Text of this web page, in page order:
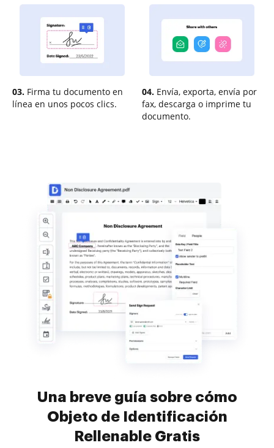
03. Firma tu documento en
línea en unos pocos clics.
04. Envía, exporta, envía por
fax, descarga o imprime tu
documento.
Una breve guía sobre cómo
Objeto de Identificación
Rellenable Gratis